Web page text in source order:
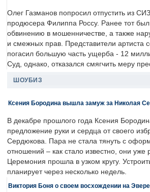
Олег Газманов попросил отпустить из
продюсера Филиппа Россу. Ранее тот
обвинению в мошенничестве, а также
и смежных прав. Представители артиста
погасил большую часть ущерба - 12
Суд, однако, отказался смягчить меру
ШОУБИЗ
Ксения Бородина вышла замуж за Николая
В декабре прошлого года Ксения
предложение руки и сердца от своего
Сердюкова. Пара не стала тянуть с
отношений – как стало известно, они уже
Церемония прошла в узком кругу.
планирует через несколько недель.
Виктория Боня о своем восхождении на